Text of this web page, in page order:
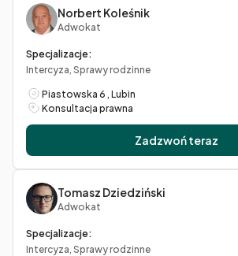
Norbert Koleśnik
Adwokat
Specjalizacje:
Intercyza, Sprawy rodzinne
Piastowska 6 , Lubin
Konsultacja prawna
Zadzwoń teraz
Tomasz Dziedziński
Adwokat
Specjalizacje:
Intercyza, Sprawy rodzinne